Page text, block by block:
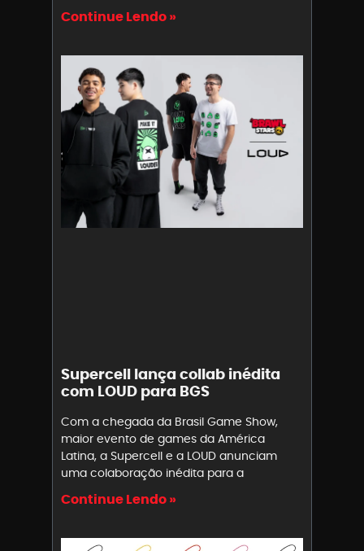
Continue Lendo »
Supercell lança collab inédita
com LOUD para BGS
Com a chegada da Brasil Game Show,
maior evento de games da América
Latina, a Supercell e a LOUD anunciam
uma colaboração inédita para a
Continue Lendo »